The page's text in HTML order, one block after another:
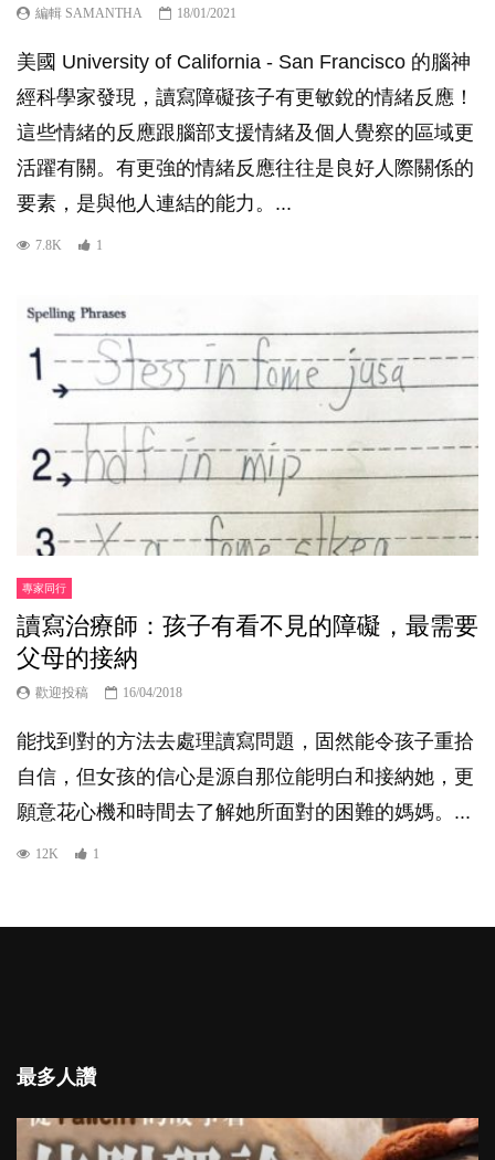
編輯 SAMANTHA 18/01/2021
美國 University of California - San Francisco 的腦神
經科學家發現，讀寫障礙孩子有更敏銳的情緒反應！
這些情緒的反應跟腦部支援情緒及個人覺察的區域更
活躍有關。有更強的情緒反應往往是良好人際關係的
要素，是與他人連結的能力。...
7.8K 1
專家同行
讀寫治療師：孩子有看不見的障礙，最需要
父母的接納
歡迎投稿 16/04/2018
能找到對的方法去處理讀寫問題，固然能令孩子重拾
自信，但女孩的信心是源自那位能明白和接納她，更
願意花心機和時間去了解她所面對的困難的媽媽。...
12K 1
最多人讚